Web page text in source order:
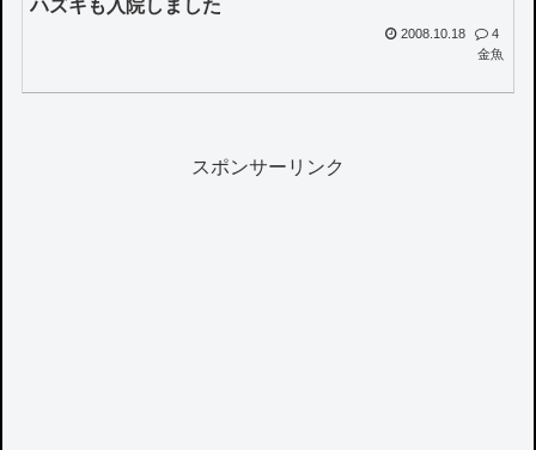
ハズキも入院しました
2008.10.18
4
金魚
スポンサーリンク